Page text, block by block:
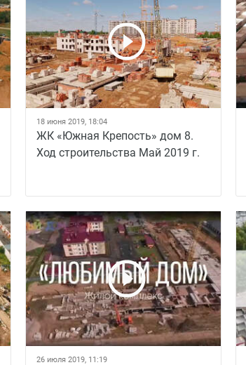
18 июня 2019, 18:04
ЖК «Южная Крепость» дом 8.
Ход строительства Май 2019 г.
26 июля 2019, 11:19